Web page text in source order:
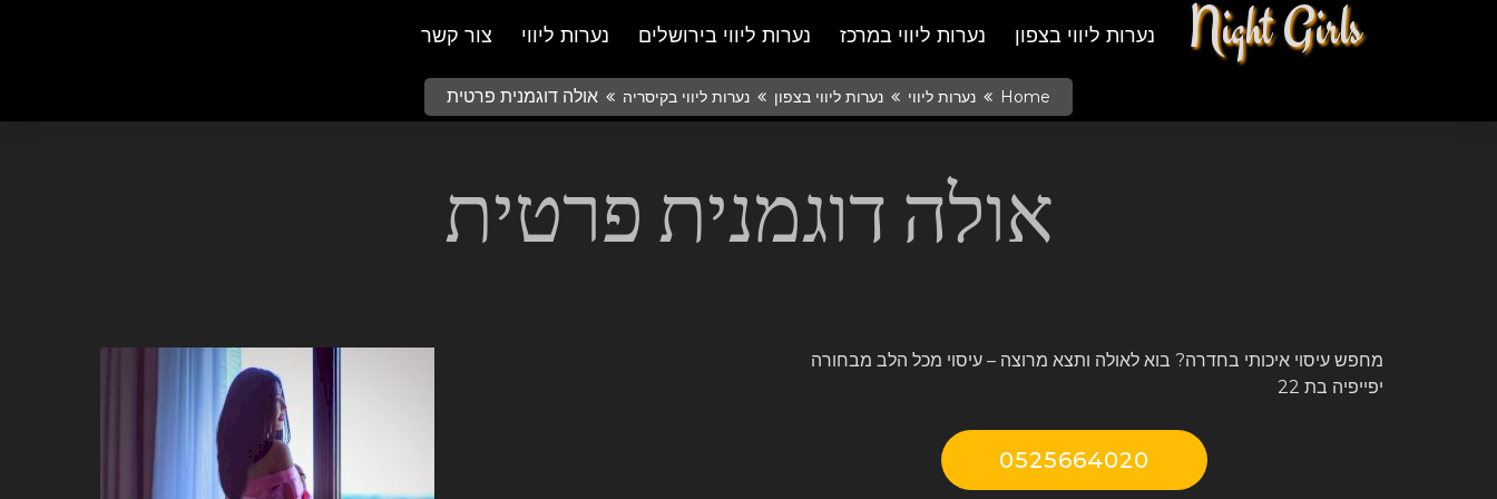
Night Girls צור קשר נערות ליווי נערות ליווי בירושלים נערות ליווי במרכז נערות ליווי בצפון
Home נערות ליווי נערות ליווי בצפון נערות ליווי בקיסריה אולה דוגמנית פרטית
אולה דוגמנית פרטית
מחפש עיסוי איכותי בחדרה? בוא לאולה ותצא מרוצה – עיסוי מכל הלב מבחורה
יפייפיה בת 22
0525664020